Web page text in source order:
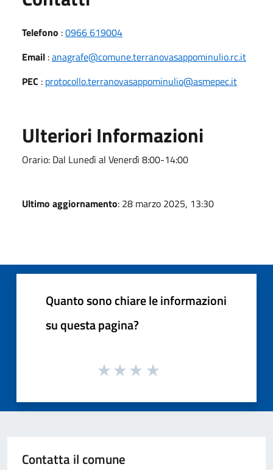
Telefono :0966 619004
Email :anagrafe@comune.terranovasappominulio.rc.it
PEC : protocollo.terranovasappominulio@asmepec.it
Ulteriori Informazioni
Orario: Dal Lunedì al Venerdì 8:00-14:00
Ultimo aggiornamento: 28 marzo 2025, 13:30
Quanto sono chiare le informazioni
su questa pagina?
Contatta il comune